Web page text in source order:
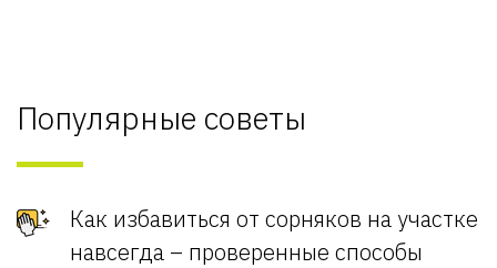
Популярные советы
Как избавиться от сорняков на участке
навсегда – проверенные способы